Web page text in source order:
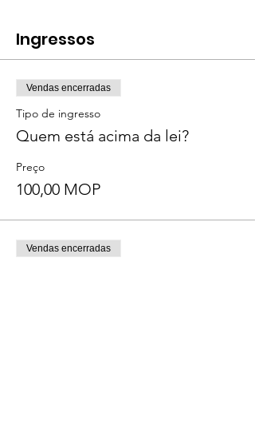
Ingressos
Vendas encerradas
Tipo de ingresso
Quem está acima da lei?
Preço
100,00 MOP
Vendas encerradas